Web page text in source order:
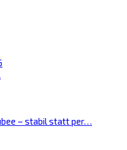
– stabil statt per…